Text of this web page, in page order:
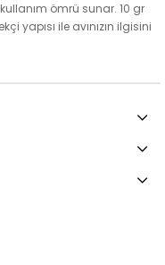
ömrü sunar. 10 gr
yapısı ile avınızın ilgisini